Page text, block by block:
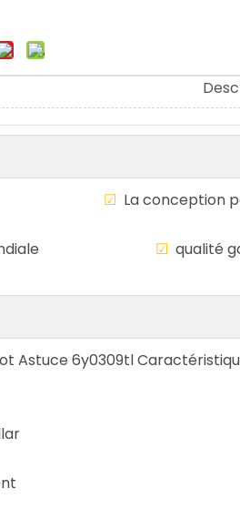
☑ La
mondiale ☑
Astuce 6y0309tl